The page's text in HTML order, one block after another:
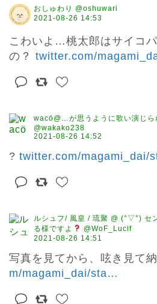
おしゅわり @oshuwari
2021-08-26 14:53
こわいよ…桃太郎はサイコ
の？ twitter.com/
wacö@…が思うように歌い演じら
@wakako238
2021-08-26 14:52
? twitter.com/magami_dai/
ルシュフ/ 風皇 / 琉聚 @ (°▽°) セ
る様ですよ
@WoF_Lucif
2021-08-26 14:51
写真を見てから、呟き見て
m/magami_dai/sta…